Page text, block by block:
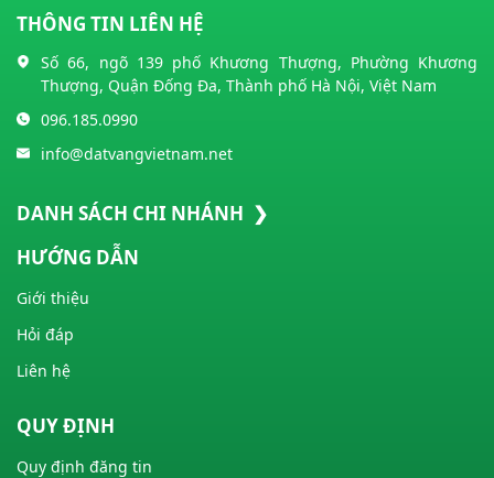
THÔNG TIN LIÊN HỆ
Số 66, ngõ 139 phố Khương Thượng, Phường Khương
Thượng, Quận Đống Đa, Thành phố Hà Nội, Việt Nam
096.185.0990
info@datvangvietnam.net
DANH SÁCH CHI NHÁNH ❯
HƯỚNG DẪN
Giới thiệu
Hỏi đáp
Liên hệ
QUY ĐỊNH
Quy định đăng tin